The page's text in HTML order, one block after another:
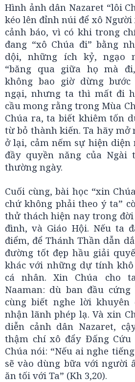
Hình ảnh dân Nazaret “lôi
kéo lên đỉnh núi để xô Người
cảnh báo, vì có khi trong
đang “xô Chúa đi” bằng
dội, những ích kỷ, ngạo
“băng qua giữa họ mà
không bao giờ dừng bước
ngại, nhưng ta thì mất đi
cầu mong rằng trong Mùa
Chúa ra, ta biết khiêm tốn
từ bỏ thành kiến. Ta hãy mở
ở lại, cảm nếm sự hiện
đầy quyền năng của Ngài
thường ngày.
Cuối cùng, bài học “xin
chứ không phải theo ý ta”
thử thách hiện nay trong đời
đình, và Giáo Hội. Nếu ta
điểm, để Thánh Thần dẫn
đường tốt đẹp hầu giải
khác với những dự tính
cá nhân. Xin Chúa cho
Naaman: dù ban đầu
cùng biết nghe lời khuyên
nhận lãnh phép lạ. Và xin
diễn cảnh dân Nazaret,
thậm chí xô đẩy Đấng
Chúa nói: “Nếu ai nghe
sẽ vào dùng bữa với người
ăn tối với Ta” (Kh 3,20).